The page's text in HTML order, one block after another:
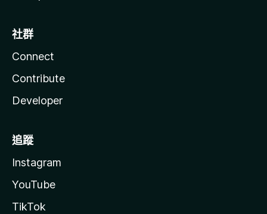
社群
Connect
Contribute
Developer
追蹤
Instagram
YouTube
TikTok